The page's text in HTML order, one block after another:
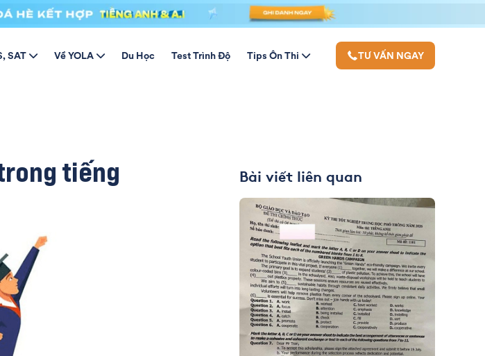
SAT Về YOLA Du Học Test Trình Độ Tips Ôn Thi TƯ VẤN NGAY
tiếng
Bài viết liên quan